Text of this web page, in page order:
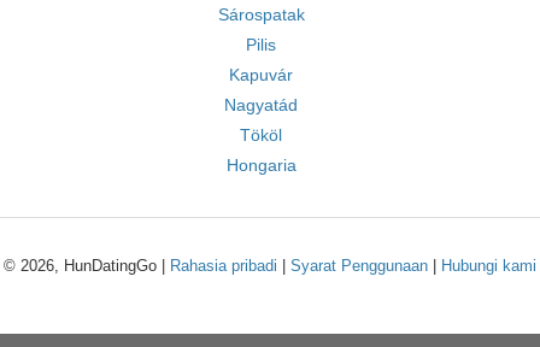
Sárospatak
Pilis
Kapuvár
Nagyatád
Tököl
Hongaria
© 2026, HunDatingGo | Rahasia pribadi Syarat Penggunaan Hubungi kami